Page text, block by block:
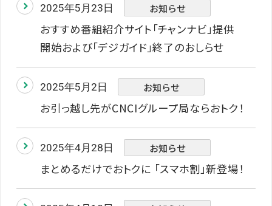
2025年5月23日 お知らせ
おすすめ番組紹介サイト「チャンナビ」提供
開始および「デジガイド」終了のおしらせ
2025年5月2日 お知らせ
お引っ越し先がCNCIグループ局ならおトク！
2025年4月28日 お知らせ
まとめるだけでおトクに 「スマホ割」新登場！